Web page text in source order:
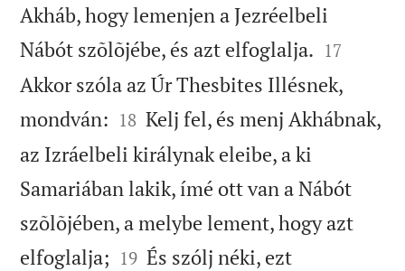
Akháb, hogy lemenjen a Jezréelbeli
Nábót szõlõjébe, és azt elfoglalja. 

17
Akkor szóla az Úr Thesbites Illésnek,
mondván: 

18 Kelj fel, és menj Akhábnak,
az Izráelbeli királynak eleibe, a ki
Samariában lakik, ímé ott van a Nábót
szõlõjében, a melybe lement, hogy azt
elfoglalja; 

19 És szólj néki, ezt